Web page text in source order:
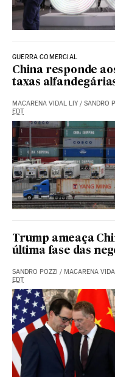
GUERRA COMERCIAL
China responde
taxas
MACARENA VIDAL LIY / SANDRO
EDT
Trump ameaça
última fase das
SANDRO POZZI / MACARENA
EDT